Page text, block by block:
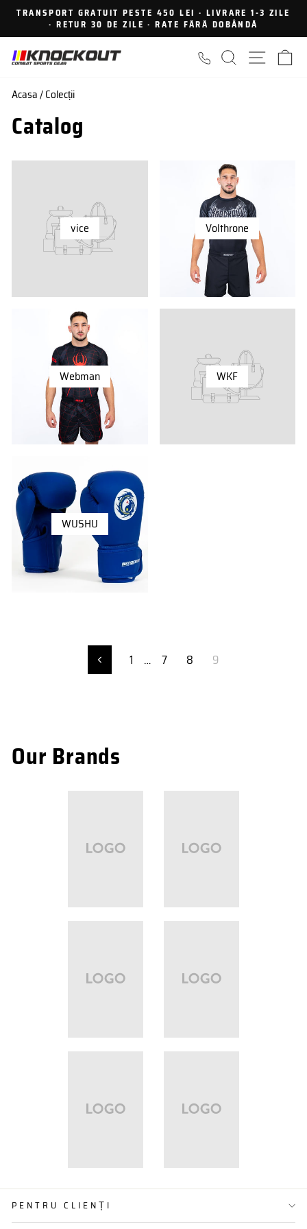
Sari
continut
Intrerupe
TRANSPORT GRATUIT PESTE 450 LEI · LIVRARE 1-3 ZILE
· RETUR 30 DE ZILE · RATE FĂRĂ DOBÂNDĂ
CAUTARE
Acasa/Colecții
Catalog
vice Volthrone
Webman WKF
WUSHU
Anterior1 … 7 8 9
Our Brands
PENTRU CLIENȚI